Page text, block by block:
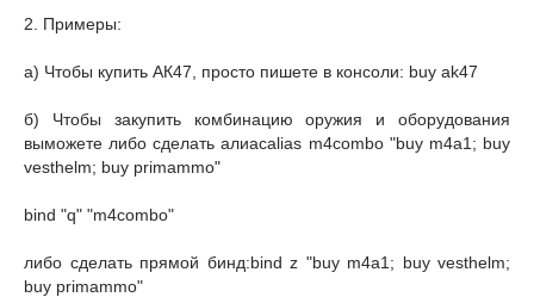
2. Примеры:
а) Чтобы купить АК47, просто пишете в консоли: buy ak47
б) Чтобы закупить комбинацию оружия и оборудования
выможете либо сделать алиасalias m4combo "buy m4a1; buy
vesthelm; buy primammo"
bind "q" "m4combo"
либо сделать прямой бинд:bind z "buy m4a1; buy vesthelm;
buy primammo"